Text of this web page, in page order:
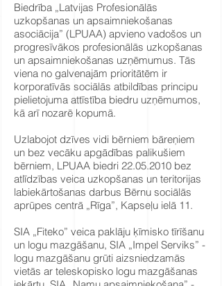
Biedrība „Latvijas Profesionālās
uzkopšanas un apsaimniekošanas
asociācija” (LPUAA) apvieno vadošos un
progresīvākos profesionālās uzkopšanas
un apsaimniekošanas uzņēmumus. Tās
viena no galvenajām prioritātēm ir
korporatīvās sociālās atbildības principu
pielietojuma attīstība biedru uzņēmumos,
kā arī nozarē kopumā.
Uzlabojot dzīves vidi bērniem bāreņiem
un bez vecāku apgādības palikušiem
bērniem, LPUAA biedri 22.05.2010 bez
atlīdzības veica uzkopšanas un teritorijas
labiekārtošanas darbus Bērnu sociālās
aprūpes centrā „Rīga”, Kapseļu ielā 11.
SIA „Fiteko” veica paklāju ķīmisko tīrīšanu
un logu mazgāšanu, SIA „Impel Serviks” -
logu mazgāšanu grūti aizsniedzamās
vietās ar teleskopisko logu mazgāšanas